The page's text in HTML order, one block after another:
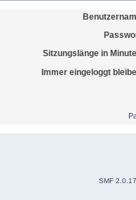
Sitzungslänge in
Immer eingeloggt
SMF 2.0.17